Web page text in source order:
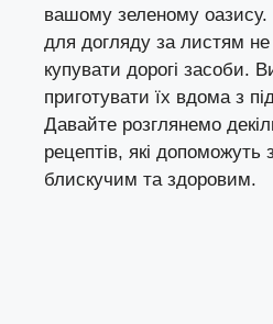
вашому зеленому
для догляду за листям не
купувати дорогі засоби.
приготувати їх вдома з
Давайте розглянемо
рецептів, які
блискучим та здоровим.